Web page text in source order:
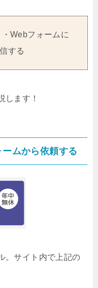
Webフォームに
する
します！
ムから依頼する
。サイト内で上記の